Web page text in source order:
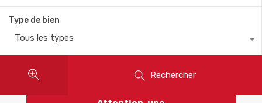
Type de bien
Tous les types
Rechercher